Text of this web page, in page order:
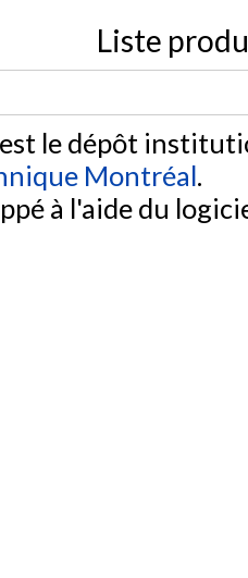
Liste
le dépôt
Montréal.
à l'aide du